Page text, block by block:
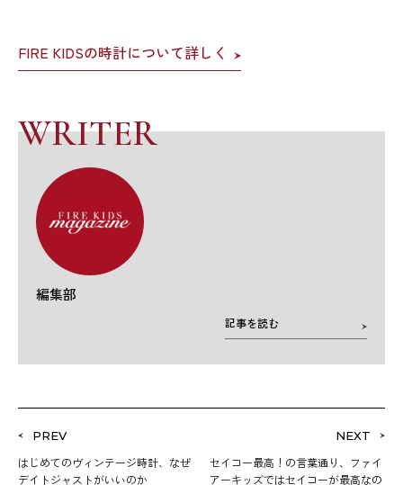
FIRE KIDSの時計について詳しく
WRITER
編集部
記事を読む
PREV
はじめてのヴィンテージ時計、なぜ
デイトジャストがいいのか
NEXT
セイコー最高！の言葉通り、ファイ
アーキッズではセイコーが最高なの